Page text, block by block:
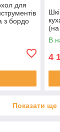
для
з бордо
(на
В
4
Показати ще